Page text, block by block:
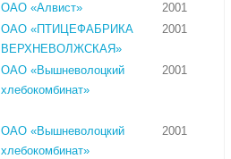
ОАО «Алвист»
2001
ОАО «ПТИЦЕФАБРИКА
ВЕРХНЕВОЛЖСКАЯ»
2001
ОАО «Вышневолоцкий
хлебокомбинат»
2001
ОАО «Вышневолоцкий
хлебокомбинат»
2001